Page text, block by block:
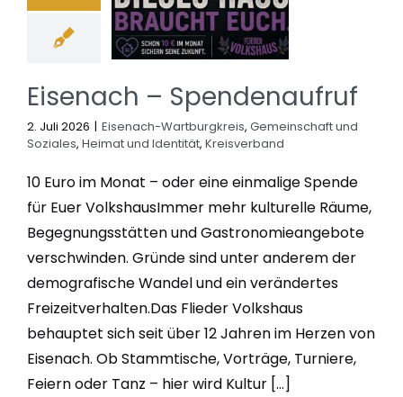
Eisenach – Spendenaufruf
2. Juli 2026 | Eisenach-Wartburgkreis, Gemeinschaft und
Soziales, Heimat und Identität, Kreisverband
10 Euro im Monat – oder eine einmalige Spende
für Euer VolkshausImmer mehr kulturelle Räume,
Begegnungsstätten und Gastronomieangebote
verschwinden. Gründe sind unter anderem der
demografische Wandel und ein verändertes
Freizeitverhalten.Das Flieder Volkshaus
behauptet sich seit über 12 Jahren im Herzen von
Eisenach. Ob Stammtische, Vorträge, Turniere,
Feiern oder Tanz – hier wird Kultur [...]